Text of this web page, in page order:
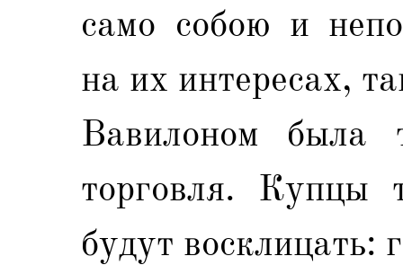
само собою и
на их интересах,
Вавилоном была
торговля. Купцы
будут восклицать: